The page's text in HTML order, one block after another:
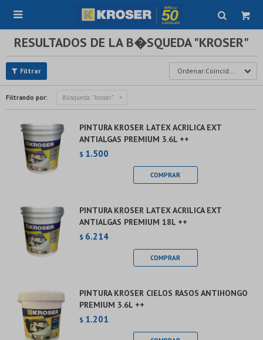

RESULTADOS DE LA B�SQUEDA "KROSER"
Coincidencia
Filtrando por: Búsqueda: "kroser"
PINTURA KROSER LATEX ACRILICA EXT
ANTIALGAS PREMIUM 3.6L ++
$ 1.500
PINTURA KROSER LATEX ACRILICA EXT
ANTIALGAS PREMIUM 18L ++
$ 6.214
PINTURA KROSER CIELOS RASOS ANTIHONGO
PREMIUM 3.6L ++
$ 1.201